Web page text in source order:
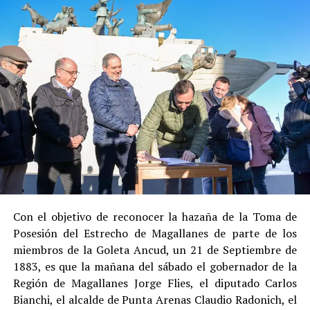
Social de Gendarmería.
Entre las razones que permitieron esta medida, según la
Justicia, se consideraron dosatenuantes:
Sucolaboración sustancial con la investigación,
al admitir los hechos.
Suconducta anterior irreprochable , al no
registrar antecedentes penales previos.
Estas circunstancias jurídicas, sumadas al
procedimiento abreviado, redujeron la posibilidad de un
cumplimiento efectivo en recinto penitenciario.
Indemnización a la víctima y nueva investigación
por ocultamiento de bienes
En el ámbito civil, elJuzgado de Letras de Castrodictó
enseptiembre de 2023una sentencia que obliga a
Con el objetivo de reconocer la hazaña de la Toma de
Posesión del Estrecho de Magallanes de parte de los
miembros de la Goleta Ancud, un 21 de Septiembre de
1883, es que la mañana del sábado el gobernador de la
Región de Magallanes Jorge Flies, el diputado Carlos
Bianchi, el alcalde de Punta Arenas Claudio Radonich, el